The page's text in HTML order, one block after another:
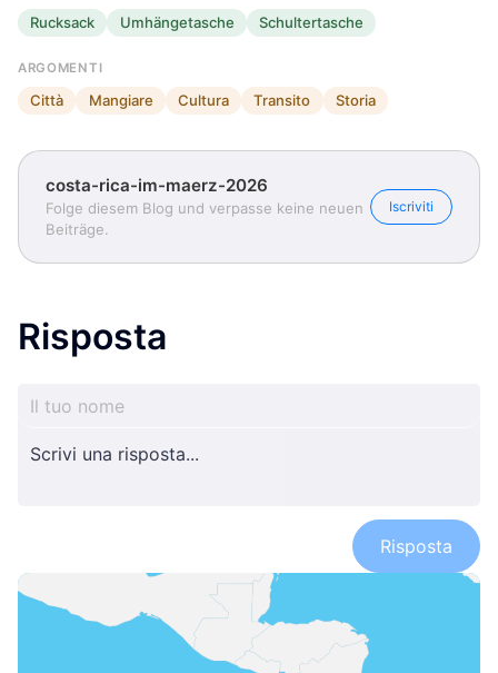
Rucksack Umhängetasche Schultertasche
ARGOMENTI
Città Mangiare Cultura Transito Storia
costa-rica-im-maerz-2026
Folge diesem Blog und verpasse keine neuen
Beiträge.
Iscriviti
Risposta
Risposta